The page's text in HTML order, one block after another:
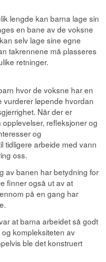
lengde kan barna lage sin
en bane av de voksne
selv lage sine egne
takrennene må plasseres
retninger.
hvor de voksne har en
vurderer løpende hvordan
Når der er
refleksjoner og
og
tidligere arbeide med vann
oss.
av banen har betydning for
finner også ut av at
på en gang har
at barna arbeidet så godt
kompleksiteten av
ble det konstruert